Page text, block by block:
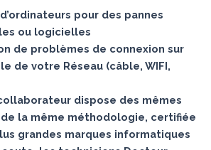
pour des pannes
ou logicielles
de problèmes de connexion sur
de votre Réseau (câble, WIFI,
dispose des mêmes
la même méthodologie, certifiée
grandes marques informatiques